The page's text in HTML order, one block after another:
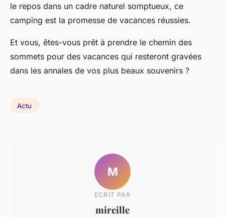
le repos dans un cadre naturel somptueux, ce
camping est la promesse de vacances réussies.
Et vous, êtes-vous prêt à prendre le chemin des
sommets pour des vacances qui resteront gravées
dans les annales de vos plus beaux souvenirs ?
Actu
M
ECRIT PAR
mireille